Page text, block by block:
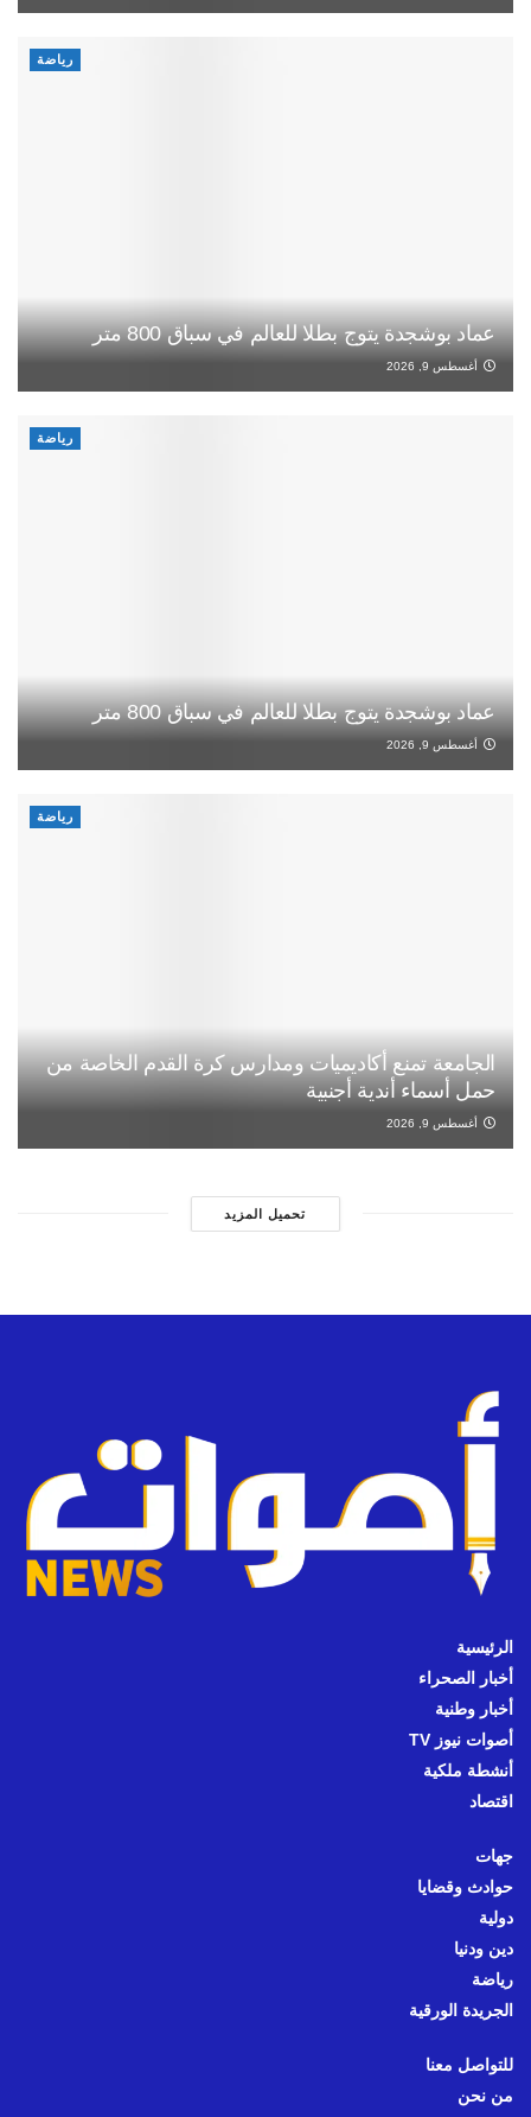
رياضة
عماد بوشجدة يتوج بطلا للعالم في سباق 800 متر
أغسطس 9, 2026
رياضة
عماد بوشجدة يتوج بطلا للعالم في سباق 800 متر
أغسطس 9, 2026
رياضة
الجامعة تمنع أكاديميات ومدارس كرة القدم الخاصة من
حمل أسماء أندية أجنبية
أغسطس 9, 2026
تحميل المزيد
الرئيسية
أخبار الصحراء
أخبار وطنية
أصوات نيوز TV
أنشطة ملكية
اقتصاد
جهات
حوادث وقضايا
دولية
دين ودنيا
رياضة
الجريدة الورقية
للتواصل معنا
من نحن